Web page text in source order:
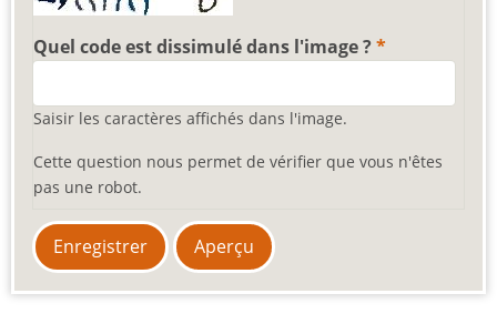
Quel code est dissimulé dans l'image ?
Saisir les caractères affichés dans l'image.
Cette question nous permet de vérifier que vous n'êtes
pas une robot.